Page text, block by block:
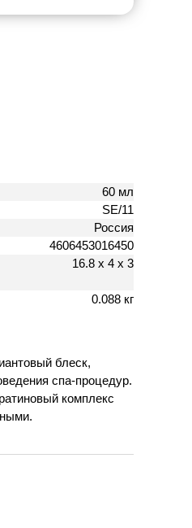
60 мл
SE/11
Россия
4606453016450
16.8 х 4 х 3
0.088 кг
блеск,
спа-процедур.
комплекс